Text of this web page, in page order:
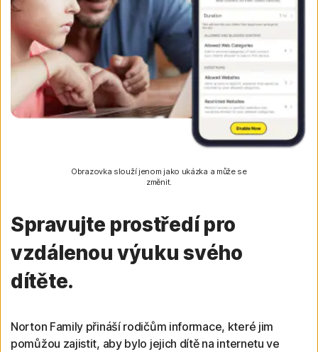
Obrazovka slouží jenom jako ukázka a může se
změnit.
Spravujte prostředí pro
vzdálenou výuku svého
dítěte.
Norton Family přináší rodičům informace, které jim
pomůžou zajistit, aby bylo jejich dítě na internetu ve